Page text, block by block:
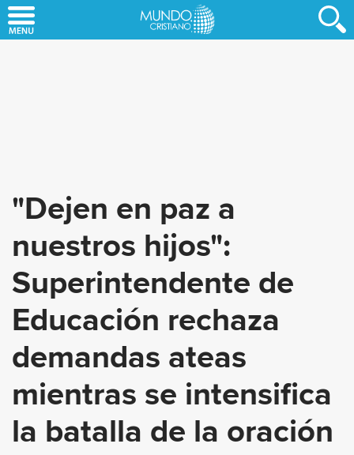
to
"Dejen en paz a
nuestros hijos":
Superintendente de
Educación rechaza
demandas ateas
mientras se intensifica
la batalla de la oración